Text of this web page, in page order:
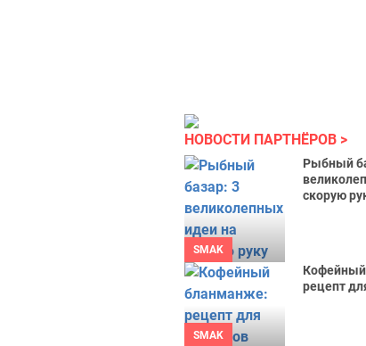
НОВОСТИ ПАРТНЁРОВ
SMAK
Рыбный
скорую
SMAK
рецепт